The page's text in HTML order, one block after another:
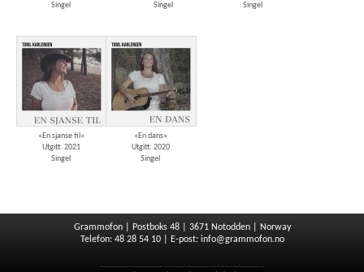
Singel
Singel
Singel
«En sjanse til»
Utgitt: 2021
Singel
«En dans»
Utgitt: 2020
Singel
Grammofon | Postboks 48 | 3671 Notodden | Norway
Telefon: 48 28 54 10 | E-post: info@grammofon.no